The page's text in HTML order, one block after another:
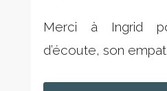
Merci à Ingrid
d’écoute, son